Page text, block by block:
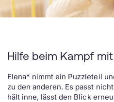
Hilfe beim Kampf
Elena* nimmt ein Puzzleteil
zu den anderen. Es passt
hält inne, lässt den Blick